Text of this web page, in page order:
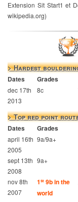
Extension Sit Start1 et
wikipedia.org)
> Hardest
Dates Grades
dec 17th
2013
8c
> Top red point
Dates Grades
april 16th
2005
9a/9a+
sept 13th
2008
9a+
nov 8th
2007
1st 9b in the
world